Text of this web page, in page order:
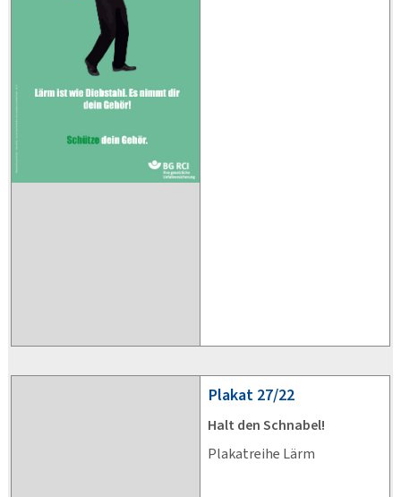
Plakat 27/22
Halt den Schnabel!
Plakatreihe Lärm